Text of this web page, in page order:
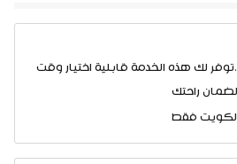
.توفر لك هذه الخدمة قابلية اختيار وقت
لضمان راحتك
الكويت فقط